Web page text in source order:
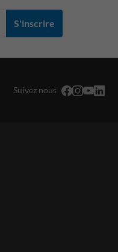
S'inscrire
Suivez nous